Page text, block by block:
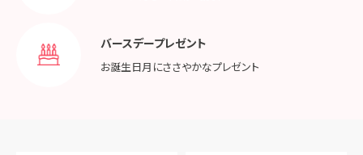
バースデープレゼント
お誕生日月にささやかなプレゼント